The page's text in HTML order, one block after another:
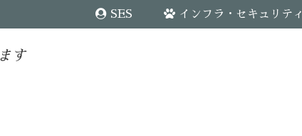
SES インフラ・セキュリティ
す